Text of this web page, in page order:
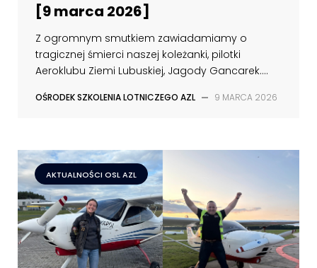
[9 marca 2026]
Z ogromnym smutkiem zawiadamiamy o
tragicznej śmierci naszej koleżanki, pilotki
Aeroklubu Ziemi Lubuskiej, Jagody Gancarek....
OŚRODEK SZKOLENIA LOTNICZEGO AZL — 9 MARCA 2026
AKTUALNOŚCI OSL AZL